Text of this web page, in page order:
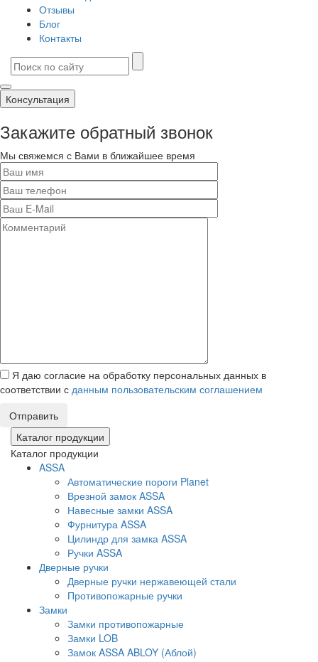
Отзывы
Блог
Контакты
Консультация
Закажите обратный звонок
Мы свяжемся с Вами в ближайшее время
Я даю согласие на обработку персональных данных в
соответствии с данным пользовательским соглашением
Отправить
Каталог продукции
Каталог продукции
ASSA
Автоматические пороги Planet
Врезной замок ASSA
Навесные замки ASSA
Фурнитура ASSA
Цилиндр для замка ASSA
Ручки ASSA
Дверные ручки
Дверные ручки нержавеющей стали
Противопожарные ручки
Замки
Замки противопожарные
Замки LOB
Замок ASSA ABLOY (Аблой)